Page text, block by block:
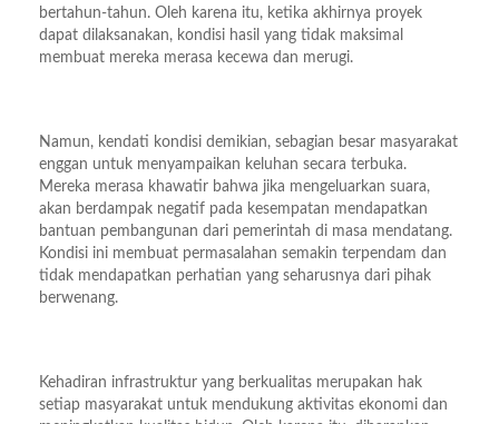
bertahun-tahun. Oleh karena itu, ketika akhirnya proyek
dapat dilaksanakan, kondisi hasil yang tidak maksimal
membuat mereka merasa kecewa dan merugi.
Namun, kendati kondisi demikian, sebagian besar masyarakat
enggan untuk menyampaikan keluhan secara terbuka.
Mereka merasa khawatir bahwa jika mengeluarkan suara,
akan berdampak negatif pada kesempatan mendapatkan
bantuan pembangunan dari pemerintah di masa mendatang.
Kondisi ini membuat permasalahan semakin terpendam dan
tidak mendapatkan perhatian yang seharusnya dari pihak
berwenang.
Kehadiran infrastruktur yang berkualitas merupakan hak
setiap masyarakat untuk mendukung aktivitas ekonomi dan